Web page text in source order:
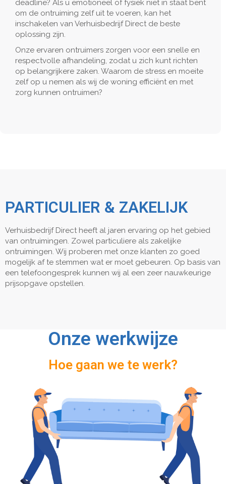
deadline? Als u emotioneel of fysiek niet in staat bent
om de ontruiming zelf uit te voeren, kan het
inschakelen van Verhuisbedrijf Direct de beste
oplossing zijn.
Onze ervaren ontruimers zorgen voor een snelle en
respectvolle afhandeling, zodat u zich kunt richten
op belangrijkere zaken. Waarom de stress en moeite
zelf op u nemen als wij de woning efficiënt en met
zorg kunnen ontruimen?
PARTICULIER & ZAKELIJK
Verhuisbedrijf Direct heeft al jaren ervaring op het gebied
van ontruimingen. Zowel particuliere als zakelijke
ontruimingen. Wij proberen met onze klanten zo goed
mogelijk af te stemmen wat er moet gebeuren. Op basis van
een telefoongesprek kunnen wij al een zeer nauwkeurige
prijsopgave opstellen.
Onze werkwijze
Hoe gaan we te werk?